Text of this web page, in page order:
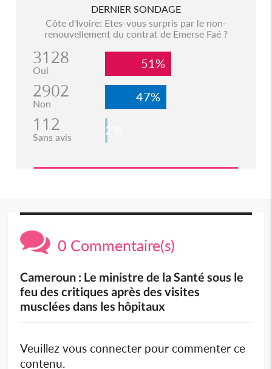
DERNIER SONDAGE
Côte d'Ivoire: Etes-vous surpris par le non-
renouvellement du contrat de Emerse Faé ?
3128
Oui 51%
2902
Non 47%
112
Sans avis 2%
0 Commentaire(s)
Cameroun : Le ministre de la Santé sous le
feu des critiques après des visites
musclées dans les hôpitaux
Veuillez vous connecter pour commenter ce
contenu.